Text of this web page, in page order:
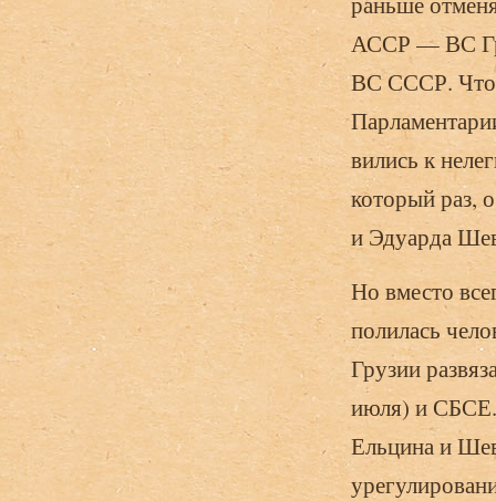
АССР — ВС
ВС СССР. Что
вились к
который раз,
и Эдуарда
Но вместо
полилась
Грузии
июля) и СБСЕ.
Ельцина и